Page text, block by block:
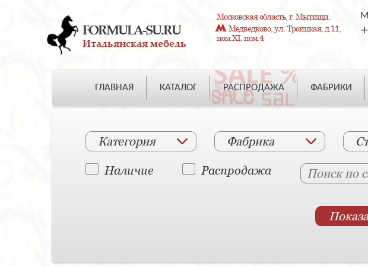
FORMULA-SU.RU
Итальянская мебель
Московская область, г. Мытищи,
Медведково, ул. Троицкая, д.11,
пом.XI, пом.4
ГЛАВНАЯ КАТАЛОГ РАСПРОДАЖА ФАБРИКИ
Категория Фабрика
Наличие Распродажа